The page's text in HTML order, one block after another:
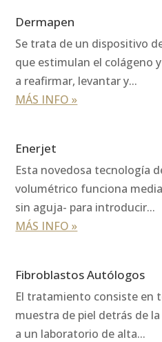
Dermapen
Se trata de un dispositivo
que estimulan el colágeno
a reafirmar, levantar y...
MÁS INFO »
Enerjet
Esta novedosa tecnología
volumétrico funciona
sin aguja- para introducir...
MÁS INFO »
Fibroblastos Autólogos
El tratamiento consiste en
muestra de piel detrás de
a un laboratorio de alta...